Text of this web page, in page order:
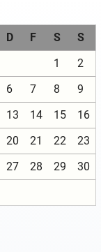
D F S
S
1
2
6 7 8
9
13 14 15
16
20 21 22
23
27 28 29
30